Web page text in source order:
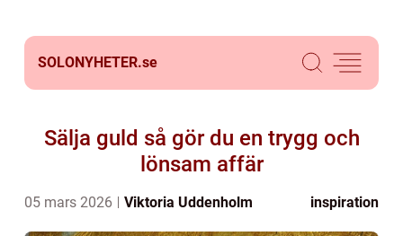
SOLONYHETER.se
Sälja guld så gör du en trygg och
lönsam affär
05 mars 2026 Viktoria Uddenholm inspiration